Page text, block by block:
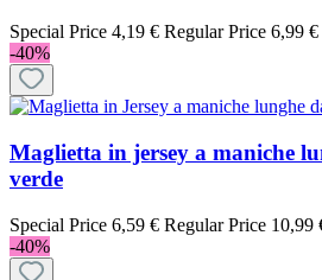
Special Price 4,19 € Regular Price 6,99 €
-40%
Maglietta in jersey a maniche
verde
Special Price 6,59 € Regular Price 10,99
-40%